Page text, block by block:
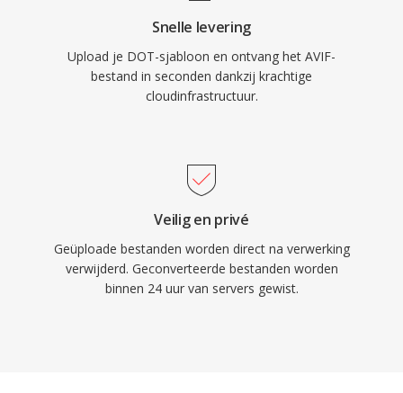
Snelle levering
Upload je DOT-sjabloon en ontvang het AVIF-
bestand in seconden dankzij krachtige
cloudinfrastructuur.
Veilig en privé
Geüploade bestanden worden direct na verwerking
verwijderd. Geconverteerde bestanden worden
binnen 24 uur van servers gewist.